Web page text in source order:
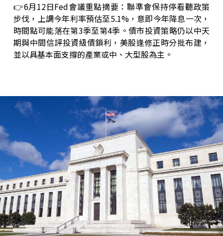
👉6月12日Fed會議重點摘要：聯準會保持停看聽政策
步伐，上調今年利率預估至5.1%，意即今年降息一次，
時間點可能落在第3季至第4季。債市投資策略仍以中天
期與中間信評投資級債鎖利，美股逢修正時分批布建，
並以具基本面支撐的產業或中、大型股為主。